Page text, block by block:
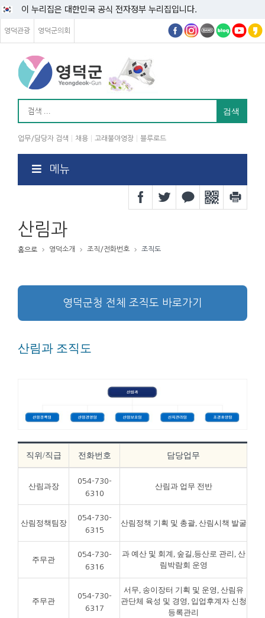
이 누리집은 대한민국 공식 전자정부 누리집입니다.
영덕관광 영덕군의회
업무/담당자 검색 채용 고래불야영장 블루로드
메뉴
산림과
홈으로 영덕소개 조직/전화번호 조직도
영덕군청 전체 조직도 바로가기
산림과 조직도
직위/직급 전화번호 담당업무
산림과장
054-730-
6310
산림과 업무 전반
산림정책팀장
054-730-
6315
산림정책 기획 및 총괄, 산림시책 발굴
주무관
054-730-
6316
과 예산 및 회계, 숲길,등산로 관리, 산
림박람회 운영
주무관
054-730-
6317
서무, 송이장터 기획 및 운영, 산림유
관단체 육성 및 경영, 입업후계자 신청
등록관리